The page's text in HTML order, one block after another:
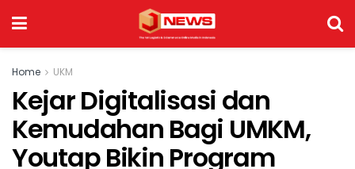
Home UKM
Kejar Digitalisasi dan
Kemudahan Bagi UMKM,
Youtap Bikin Program